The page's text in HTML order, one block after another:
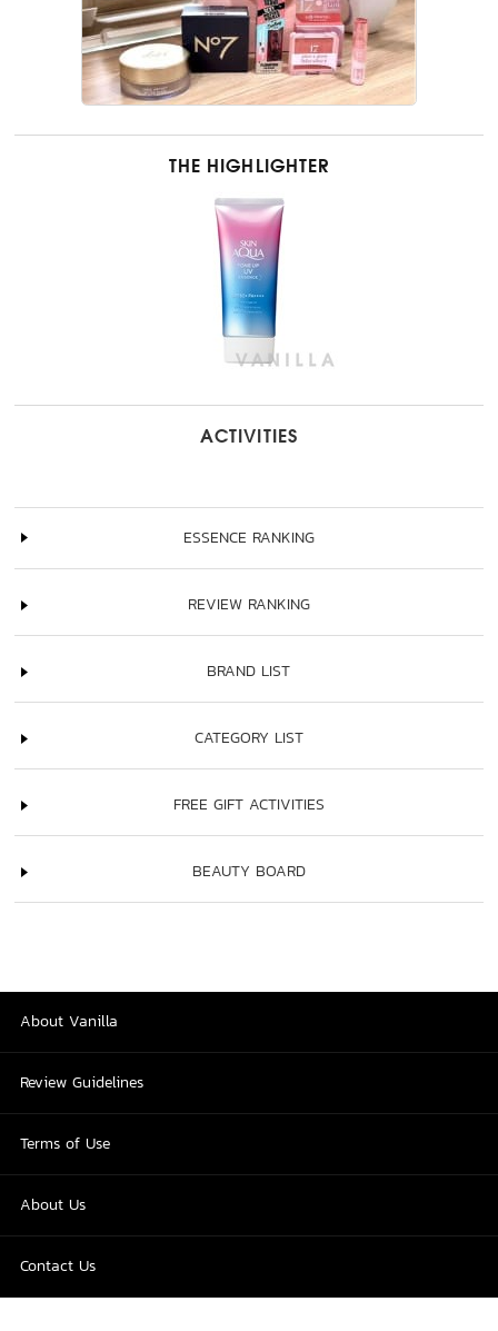
THE HIGHLIGHTER
ACTIVITIES
ESSENCE RANKING
REVIEW RANKING
BRAND LIST
CATEGORY LIST
FREE GIFT ACTIVITIES
BEAUTY BOARD
About Vanilla
Review Guidelines
Terms of Use
About Us
Contact Us